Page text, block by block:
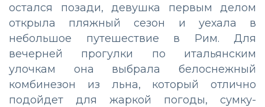
остался позади, девушка первым делом
открыла пляжный сезон и уехала в
небольшое путешествие в Рим. Для
вечерней прогулки по итальянским
улочкам она выбрала белоснежный
комбинезон из льна, который отлично
подойдет для жаркой погоды, сумку-